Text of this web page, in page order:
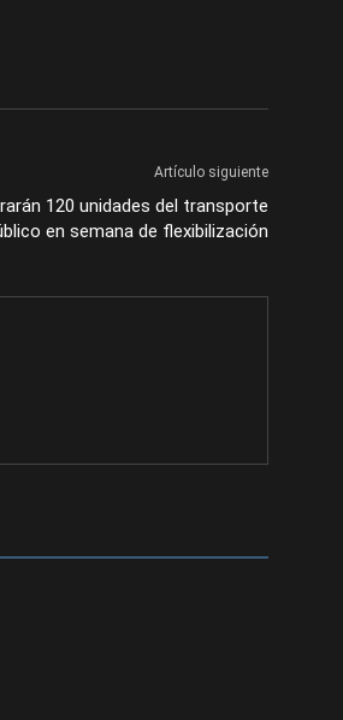
Artículo siguiente
120 unidades del transporte
en semana de flexibilización